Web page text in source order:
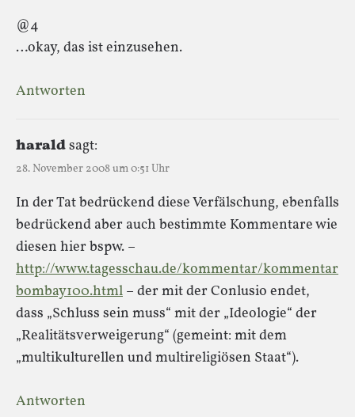
@4
…okay, das ist einzusehen.
Antworten
haraldsagt:
28. November 2008 um 0:51 Uhr
In der Tat bedrückend diese Verfälschung, ebenfalls
bedrückend aber auch bestimmte Kommentare wie
diesen hier bspw. –
http://www.tagesschau.de/kommentar/kommentar
bombay100.html – der mit der Conlusio endet,
dass „Schluss sein muss“ mit der „Ideologie“ der
„Realitätsverweigerung“ (gemeint: mit dem
„multikulturellen und multireligiösen Staat“).
Antworten